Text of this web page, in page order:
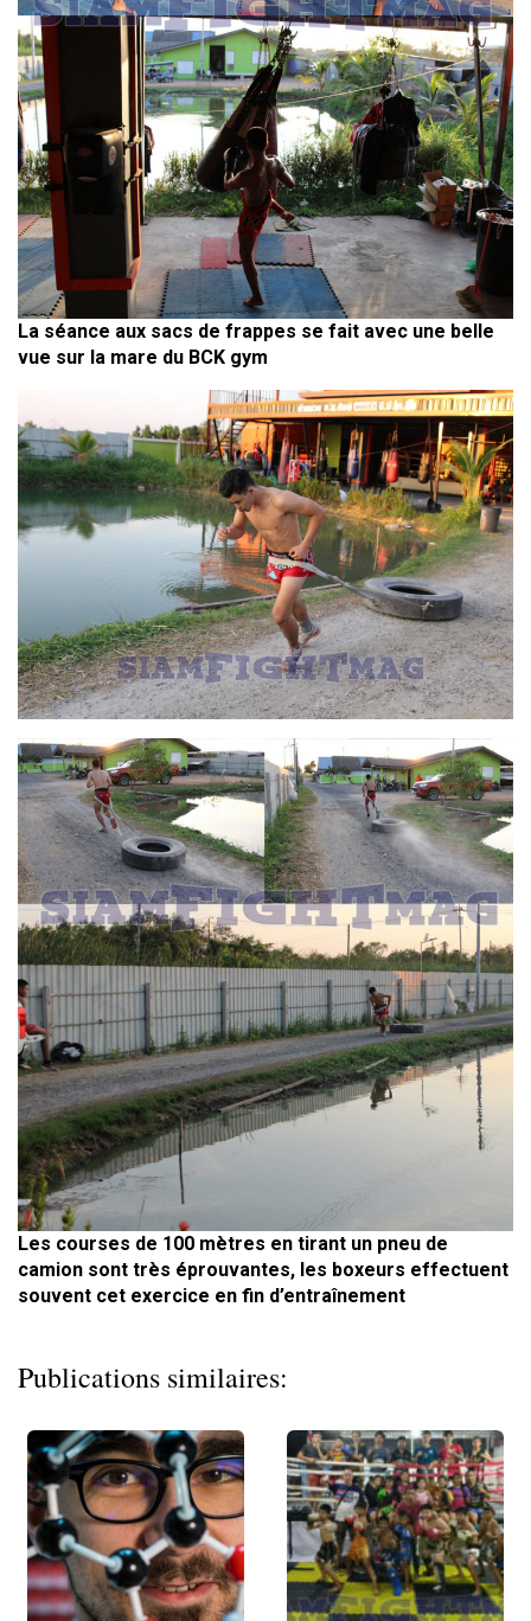
La séance aux sacs de frappes se fait avec une belle
vue sur la mare du BCK gym
Les courses de 100 mètres en tirant un pneu de
camion sont très éprouvantes, les boxeurs effectuent
souvent cet exercice en fin d’entraînement
Publications similaires: